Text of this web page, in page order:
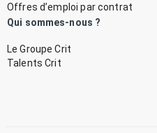
Offres d’emploi par contrat
Qui sommes-nous ?
Le Groupe Crit
Talents Crit